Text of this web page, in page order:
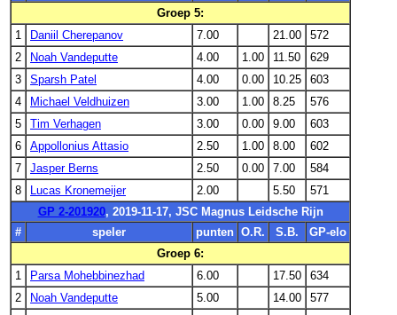
Groep 5:
1
Daniil Cherepanov 7.00 21.00
572
2
Noah Vandeputte 4.00 1.00 11.50
629
3
Sparsh Patel 4.00 0.00 10.25
603
4
Michael Veldhuizen 3.00 1.00 8.25
576
5
Tim Verhagen 3.00 0.00 9.00
603
6
Appollonius Attasio 2.50 1.00 8.00
602
7
Jasper Berns 2.50 0.00 7.00
584
8
Lucas Kronemeijer 2.00 5.50
571
GP 2-201920, 2019-11-17, JSC Magnus Leidsche Rijn
#
speler punten O.R. S.B.
GP-elo
Groep 6:
1
Parsa Mohebbinezhad 6.00 17.50
634
2
Noah Vandeputte 5.00 14.00
577